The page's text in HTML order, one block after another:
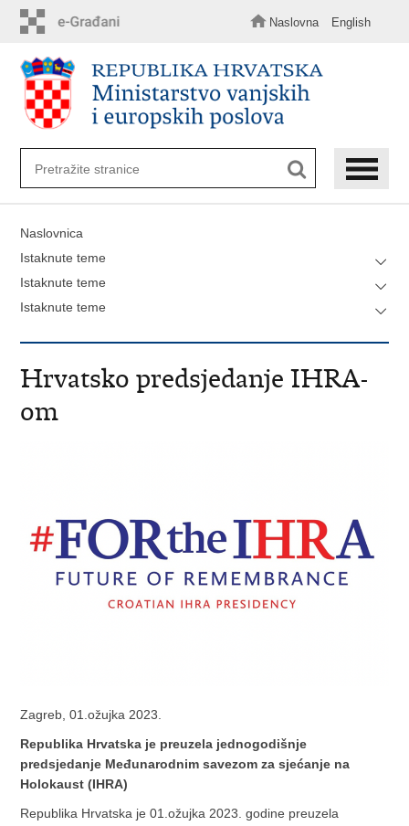
sadržaj
Naslovna English
Naslovnica
Istaknute teme
Istaknute teme
Istaknute teme
Hrvatsko predsjedanje IHRA-
om
Zagreb, 01.ožujka 2023.
Republika Hrvatska je preuzela jednogodišnje
predsjedanje Međunarodnim savezom za sjećanje na
Holokaust (IHRA)
Republika Hrvatska je 01.ožujka 2023. godine preuzela